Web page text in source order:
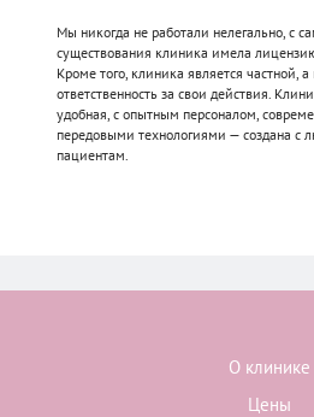
Мы никогда не работали нелегально, с
существования клиника имела
Кроме того, клиника является частной,
ответственность за свои действия.
удобная, с опытным персоналом,
передовыми технологиями — создана с
пациентам.
О клинике
Цены